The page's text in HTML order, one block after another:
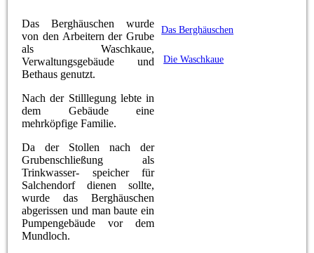
Das Berghäuschen wurde
von den Arbeitern der Grube
als Waschkaue,
Verwaltungsgebäude und
Bethaus genutzt.
Nach der Stilllegung lebte in
dem Gebäude eine
mehrköpfige Familie.
Da der Stollen nach der
Grubenschließung als
Trinkwasser- speicher für
Salchendorf dienen sollte,
wurde das Berghäuschen
abgerissen und man baute ein
Pumpengebäude vor dem
Mundloch.
Das Berghäuschen
Die Waschkaue